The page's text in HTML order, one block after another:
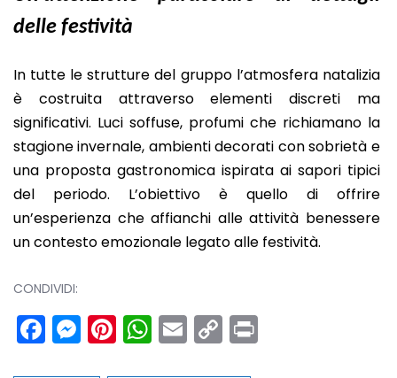
delle festività
In tutte le strutture del gruppo l’atmosfera natalizia
è costruita attraverso elementi discreti ma
significativi. Luci soffuse, profumi che richiamano la
stagione invernale, ambienti decorati con sobrietà e
una proposta gastronomica ispirata ai sapori tipici
del periodo. L’obiettivo è quello di offrire
un’esperienza che affianchi alle attività benessere
un contesto emozionale legato alle festività.
CONDIVIDI:
Facebook
Messenger
Pinterest
WhatsApp
Email
Copy
Link